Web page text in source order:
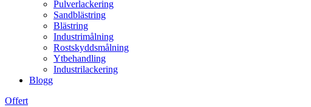
Pulverlackering
Sandblästring
Blästring
Industrimålning
Rostskyddsmålning
Ytbehandling
Industrilackering
Blogg
Offert